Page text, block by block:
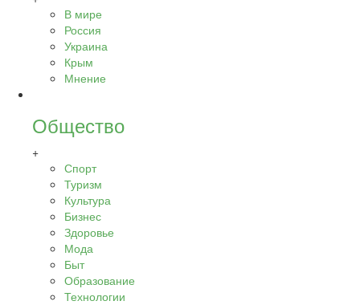
В мире
Россия
Украина
Крым
Мнение
Общество
+
Спорт
Туризм
Культура
Бизнес
Здоровье
Мода
Быт
Образование
Технологии